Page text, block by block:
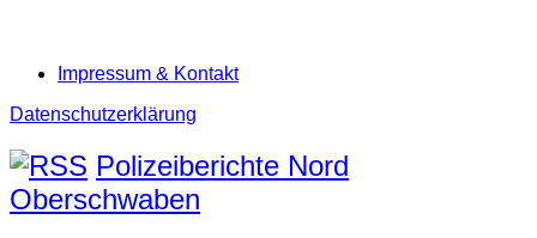
Impressum & Kontakt
Datenschutzerklärung
Polizeiberichte Nord
Oberschwaben